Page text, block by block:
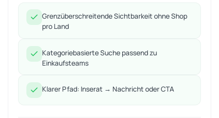
Grenzüberschreitende Sichtbarkeit ohne Shop
pro Land
Kategoriebasierte Suche passend zu
Einkaufsteams
Klarer Pfad: Inserat → Nachricht oder CTA